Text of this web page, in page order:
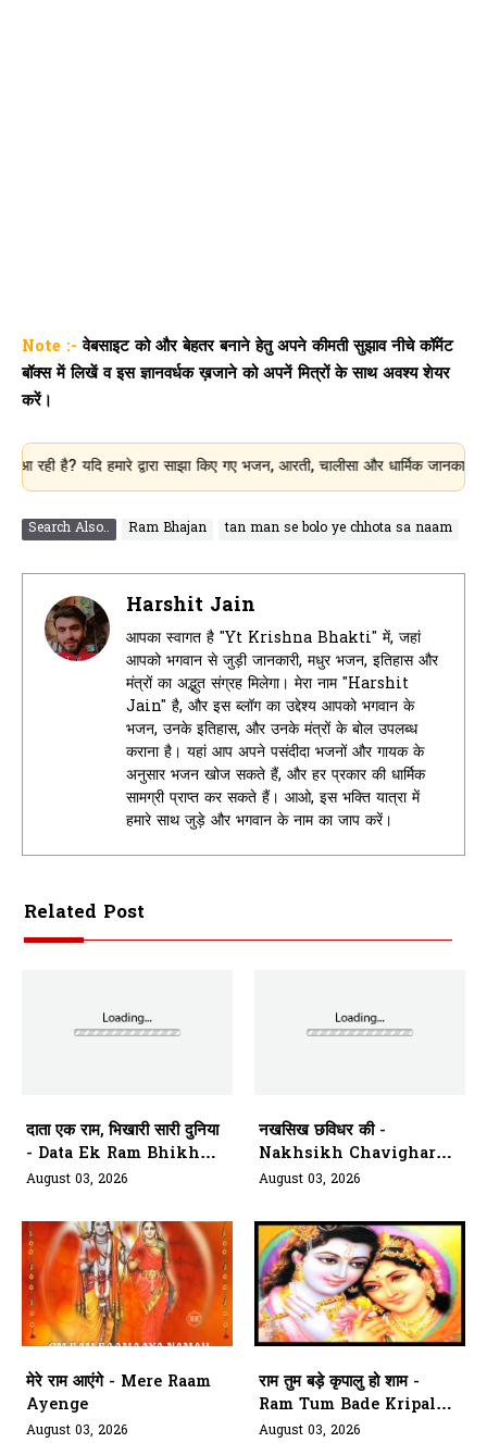
Note :- वेबसाइट को और बेहतर बनाने हेतु अपने कीमती सुझाव नीचे कॉमेंट
बॉक्स में लिखें व इस ज्ञानवर्धक ख़जाने को अपनें मित्रों के साथ अवश्य शेयर
करें।
यदि हमारे द्वारा साझा किए गए भजन, आरती, चालीसा और धार्मिक जानकारी
Search Also.. Ram Bhajan tan man se bolo ye chhota sa naam
Harshit Jain
आपका स्वागत है "Yt Krishna Bhakti" में, जहां
आपको भगवान से जुड़ी जानकारी, मधुर भजन, इतिहास और
मंत्रों का अद्भुत संग्रह मिलेगा। मेरा नाम "Harshit
Jain" है, और इस ब्लॉग का उद्देश्य आपको भगवान के
भजन, उनके इतिहास, और उनके मंत्रों के बोल उपलब्ध
कराना है। यहां आप अपने पसंदीदा भजनों और गायक के
अनुसार भजन खोज सकते हैं, और हर प्रकार की धार्मिक
सामग्री प्राप्त कर सकते हैं। आओ, इस भक्ति यात्रा में
हमारे साथ जुड़े और भगवान के नाम का जाप करें।
Related Post
दाता एक राम, भिखारी सारी दुनिया
- Data Ek Ram Bhikhari
Saari Duniya
August 03, 2026
नखसिख छविधर की -
Nakhsikh Chavighar
Aarti Kariye Siyavar Ki
August 03, 2026
मेरे राम आएंगे - Mere Raam
Ayenge
August 03, 2026
राम तुम बड़े कृपालु हो शाम -
Ram Tum Bade Kripalu
Ho Shaam
August 03, 2026